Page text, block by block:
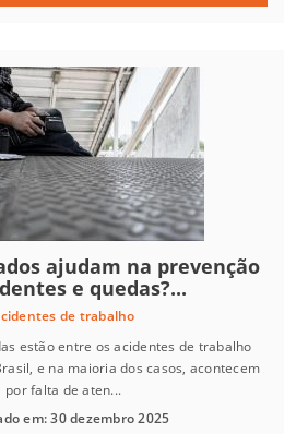
ajudam na prevenção
e quedas?...
de trabalho
estão entre os acidentes de trabalho
e na maioria dos casos, acontecem
por falta de aten...
em: 30 dezembro 2025